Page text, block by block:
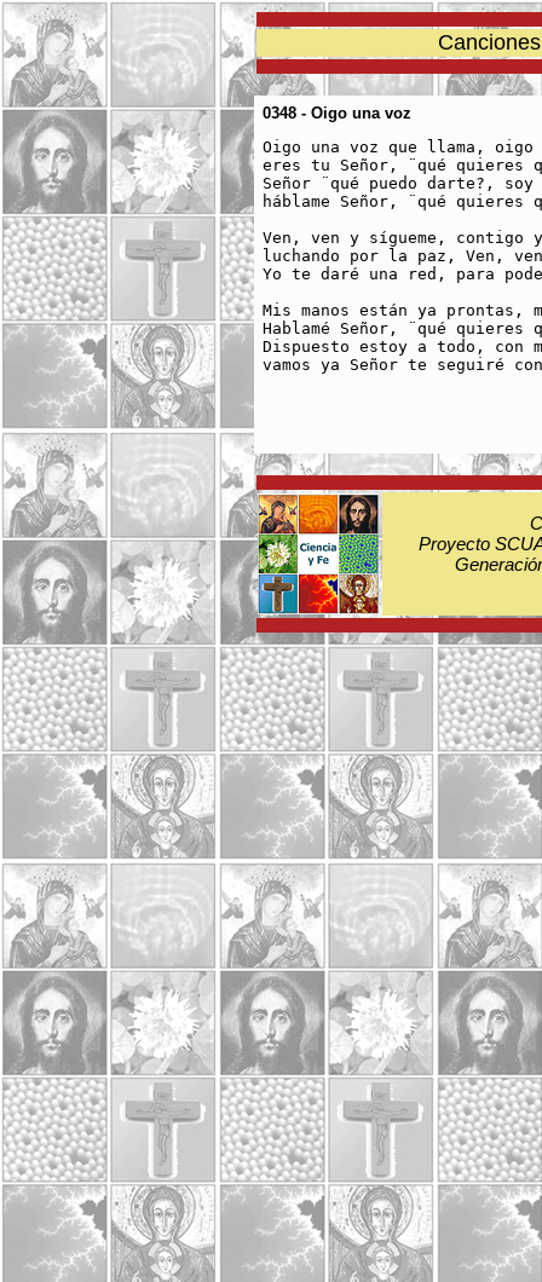
0348 - Oigo una voz
Oigo una voz que llama, oigo
eres tu Señor, ¨qué quieres
Señor ¨qué puedo darte?,
háblame Señor, ¨qué quieres
Ven, ven y sígueme, contigo
luchando por la paz, Ven,
Yo te daré una red, para
Mis manos están ya prontas,
Hablamé Señor, ¨qué quieres
Dispuesto estoy a todo,
vamos ya Señor te seguiré
Proyecto